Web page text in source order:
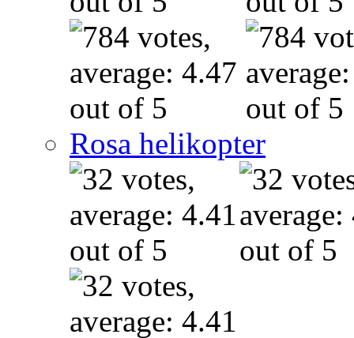
Rosa helikopter